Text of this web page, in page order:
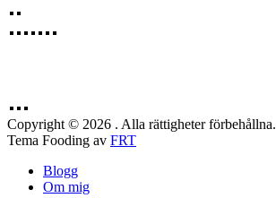
Copyright © 2026 . Alla rättigheter förbehållna.
Tema Fooding av FRT
Blogg
Om mig